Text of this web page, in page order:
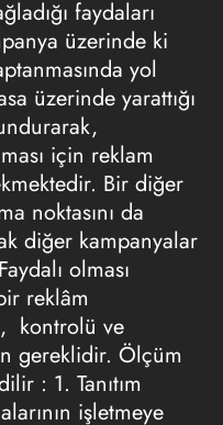
faydaları
üzerinde ki
yol
üzerinde yarattığı
için reklam
Bir diğer
noktasını da
diğer kampanyalar
olması
reklâm
kontrolü ve
gereklidir. Ölçüm
: 1. Tanıtım
işletmeye